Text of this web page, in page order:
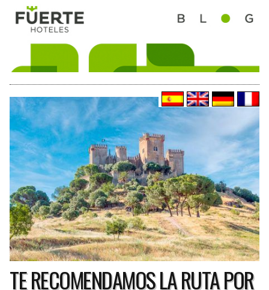
TE RECOMENDAMOS LA RUTA POR